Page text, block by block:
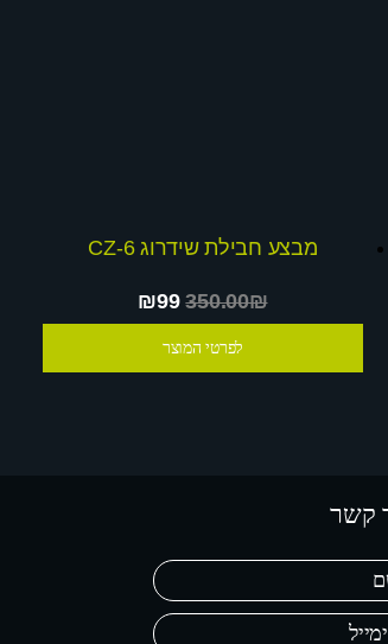
מבצע חבילת שידרוג CZ-6
₪99350.00₪
לפרטי המוצר
קשר